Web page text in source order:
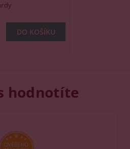
hodnotíte